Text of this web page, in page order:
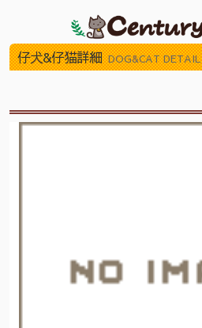
仔犬&仔猫詳細 DOG&CAT DETAIL